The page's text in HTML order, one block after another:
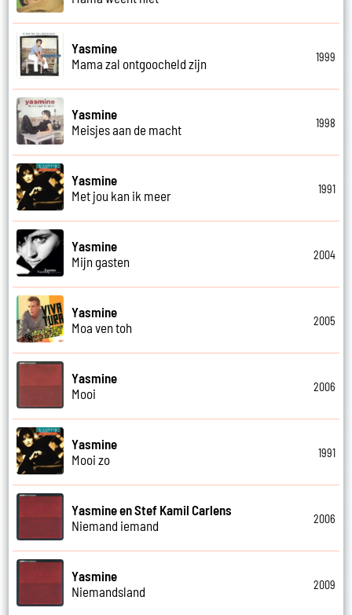
Yasmine
Mama zal ontgoocheld zijn
1999
Yasmine
Meisjes aan de macht
1998
Yasmine
Met jou kan ik meer
1991
Yasmine
Mijn gasten
2004
Yasmine
Moa ven toh
2005
Yasmine
Mooi
2006
Yasmine
Mooi zo
1991
Yasmine en Stef Kamil Carlens
Niemand iemand
2006
Yasmine
Niemandsland
2009